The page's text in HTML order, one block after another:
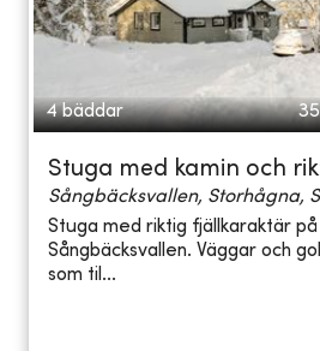
4 bäddar
Stuga med kamin och
Sångbäcksvallen, Storhågna,
Stuga med riktig fjällkaraktär på
Sångbäcksvallen. Väggar och
som til...